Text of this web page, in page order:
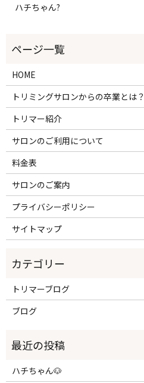
ハチちゃん?
HOME
トリミングサロンからの卒業とは？
トリマー紹介
サロンのご利用について
料金表
サロンのご案内
プライバシーポリシー
サイトマップ
トリマーブログ
ブログ
ハチちゃん🐶